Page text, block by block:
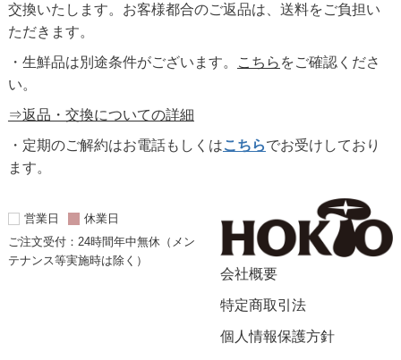
交換いたします。お客様都合のご返品は、送料をご負担い
ただきます。
・生鮮品は別途条件がございます。
こちら をご確認くださ
い。
⇒返品・交換についての詳細
・定期のご解約はお電話もしくはこちらでお受けしており
ます。
営業日
休業日
ご注文受付：24時間年中無休（メン
テナンス等実施時は除く）
会社概要
特定商取引法
個人情報保護方針